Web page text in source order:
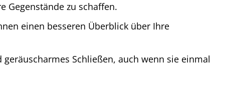
Gegenstände zu schaffen.
einen besseren Überblick über Ihre
Schließen, auch wenn sie einmal